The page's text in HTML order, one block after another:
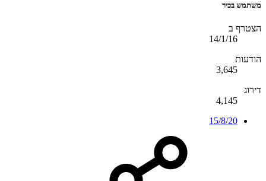
משתמש בכיר
הצטרף ב
14/1/16
הודעות
3,645
דירוג
4,145
15/8/20